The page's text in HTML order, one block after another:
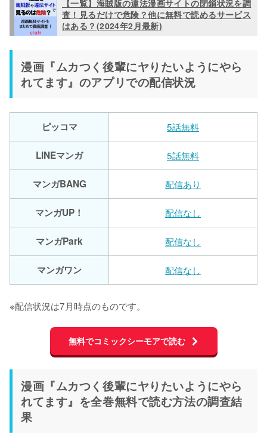
【一覧】海賊版の違法漫画サイトの閉鎖状況を調
査！見るだけで危険？他に無料で読めるサービス
はある？(2024年2月最新)
漫画『ムカつく後輩にヤりたいようにやら
れてます』のアプリでの配信状況
ピッコマ 5話無料
LINEマンガ 5話無料
マンガBANG 配信あり
マンガUP！ 配信なし
マンガPark 配信なし
マンガワン 配信なし
※配信状況は7月時点のものです。
無料でコミックシーモアで読む
漫画『ムカつく後輩にヤりたいようにやら
れてます』を全巻無料で読む方法の調査結
果